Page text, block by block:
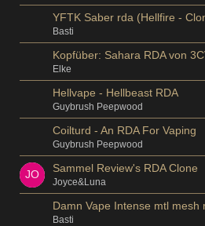
YFTK Saber rda (Hellfire -
Basti
Kopfüber: Sahara RDA von
Elke
Hellvape - Hellbeast RDA
Guybrush Peepwood
Coilturd - An RDA For Vaping
Guybrush Peepwood
Sammel Review's RDA Clone
Joyce&Luna
Damn Vape Intense mtl mesh
Basti